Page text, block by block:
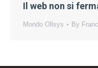
Il web non si
Mondo Ollsys By